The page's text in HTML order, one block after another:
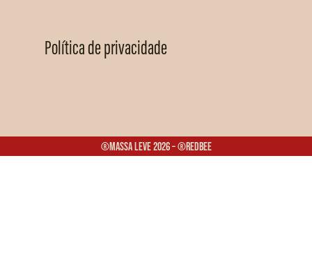
Política de privacidade
®Massa Leve 2026 – ®Redbee